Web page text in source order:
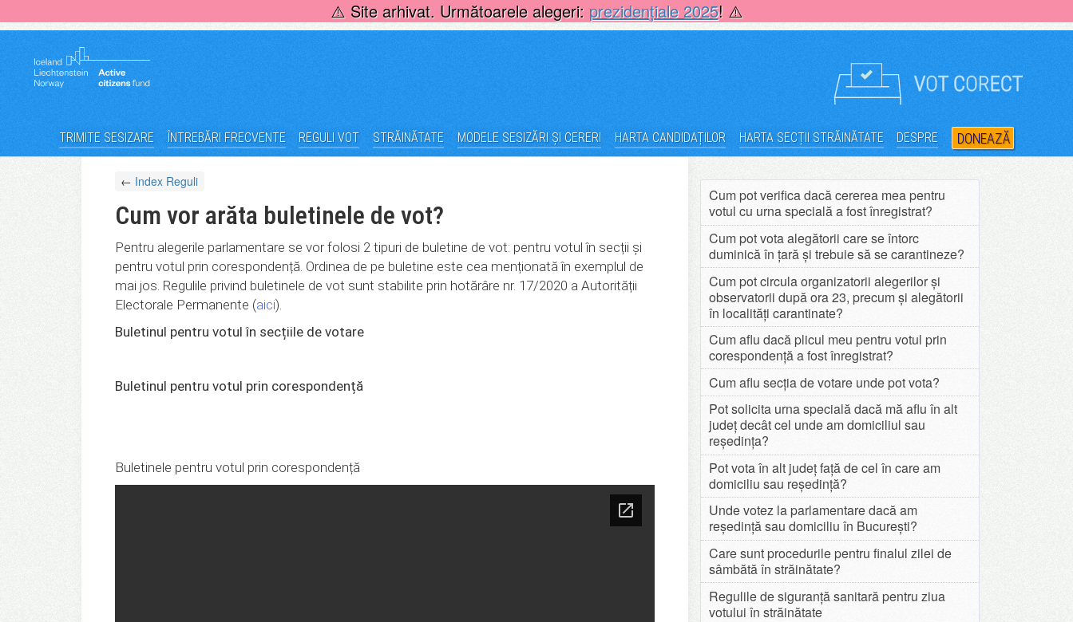
to
⚠️ Site arhivat. Următoarele alegeri: prezidențiale 2025! ⚠️
TRIMITE SESIZARE ÎNTREBĂRI FRECVENTE REGULI VOT STRĂINĂTATE MODELE SESIZĂRI ȘI CERERI HARTA CANDIDAȚILOR HARTA SECȚII STRĂINĂTATE DESPRE DONEAZĂ
← Index Reguli
Cum vor arăta buletinele de vot?
Pentru alegerile parlamentare se vor folosi 2 tipuri de buletine de vot: pentru votul în secții și
pentru votul prin corespondență. Ordinea de pe buletine este cea menționată în exemplul de
mai jos. Regulile privind buletinele de vot sunt stabilite prin hotărâre nr. 17/2020 a Autorității
Electorale Permanente (aici).
Buletinul pentru votul în secțiile de votare
Buletinul pentru votul prin corespondență
Buletinele pentru votul prin corespondență
Cum pot verifica dacă cererea mea pentru
votul cu urna specială a fost înregistrat?
Cum pot vota alegătorii care se întorc
duminică în țară și trebuie să se carantineze?
Cum pot circula organizatorii alegerilor și
observatorii după ora 23, precum și alegătorii
în localități carantinate?
Cum aflu dacă plicul meu pentru votul prin
corespondență a fost înregistrat?
Cum aflu secția de votare unde pot vota?
Pot solicita urna specială dacă mă aflu în alt
județ decât cel unde am domiciliul sau
reședința?
Pot vota în alt județ față de cel în care am
domiciliu sau reședință?
Unde votez la parlamentare dacă am
reședință sau domiciliu în București?
Care sunt procedurile pentru finalul zilei de
sâmbătă în străinătate?
Regulile de siguranță sanitară pentru ziua
votului în străinătate